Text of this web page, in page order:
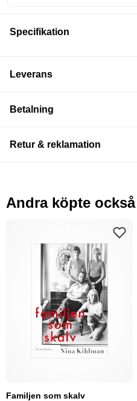
Specifikation
Leverans
Betalning
Retur & reklamation
Andra köpte också
Familjen som skalv